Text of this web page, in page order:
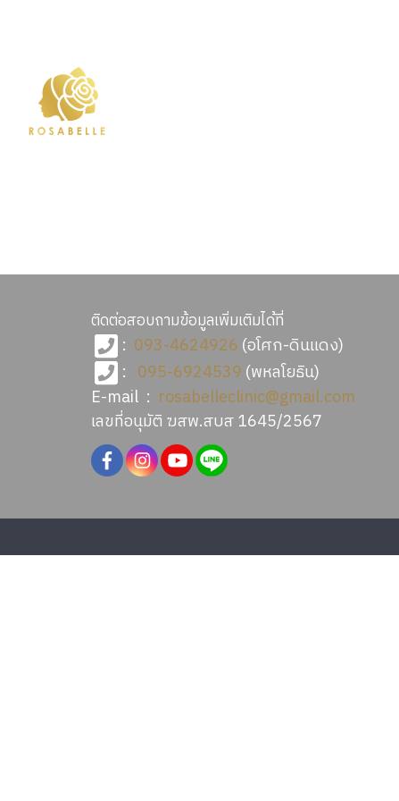
ติดต่อสอบถามข้อมูลเพิ่มเติมได้ที่
: 093-4624926 (อโศก-ดินแดง)
: 095-6924539 (พหลโยธิน)
E-mail : rosabelleclinic@gmail.com
เลขที่อนุมัติ ฆสพ.สบส 1645/2567